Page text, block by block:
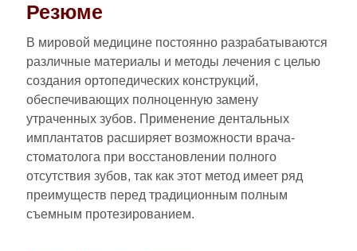
Резюме
В мировой медицине постоянно разрабатываются
различные материалы и методы лечения с целью
создания ортопедических конструкций,
обеспечивающих полноценную замену
утраченных зубов. Применение дентальных
имплантатов расширяет возможности врача-
стоматолога при восстановлении полного
отсутствия зубов, так как этот метод имеет ряд
преимуществ перед традиционным полным
съемным протезированием.